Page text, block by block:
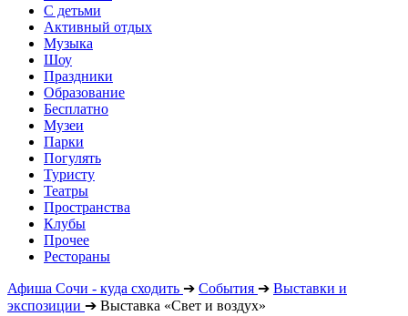
С детьми
Активный отдых
Музыка
Шоу
Праздники
Образование
Бесплатно
Музеи
Парки
Погулять
Туристу
Театры
Пространства
Клубы
Прочее
Рестораны
Афиша Сочи - куда сходить ➔ События ➔ Выставки и
экспозиции ➔ Выставка «Свет и воздух»